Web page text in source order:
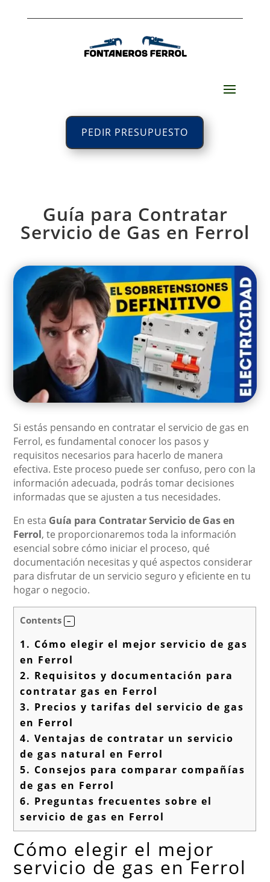
PEDIR PRESUPUESTO
Guía para Contratar
Servicio de Gas en Ferrol
Si estás pensando en contratar el servicio de gas en
Ferrol, es fundamental conocer los pasos y
requisitos necesarios para hacerlo de manera
efectiva. Este proceso puede ser confuso, pero con la
información adecuada, podrás tomar decisiones
informadas que se ajusten a tus necesidades.
En esta Guía para Contratar Servicio de Gas en
Ferrol, te proporcionaremos toda la información
esencial sobre cómo iniciar el proceso, qué
documentación necesitas y qué aspectos considerar
para disfrutar de un servicio seguro y eficiente en tu
hogar o negocio.
Contents
1. Cómo elegir el mejor servicio de gas
en Ferrol
2. Requisitos y documentación para
contratar gas en Ferrol
3. Precios y tarifas del servicio de gas
en Ferrol
4. Ventajas de contratar un servicio
de gas natural en Ferrol
5. Consejos para comparar compañías
de gas en Ferrol
6. Preguntas frecuentes sobre el
servicio de gas en Ferrol
Cómo elegir el mejor
servicio de gas en Ferrol